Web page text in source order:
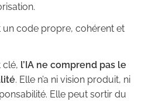
un code propre, cohérent et
clé, l’IA ne comprend pas le
. Elle n’a ni vision produit, ni
Elle peut sortir du